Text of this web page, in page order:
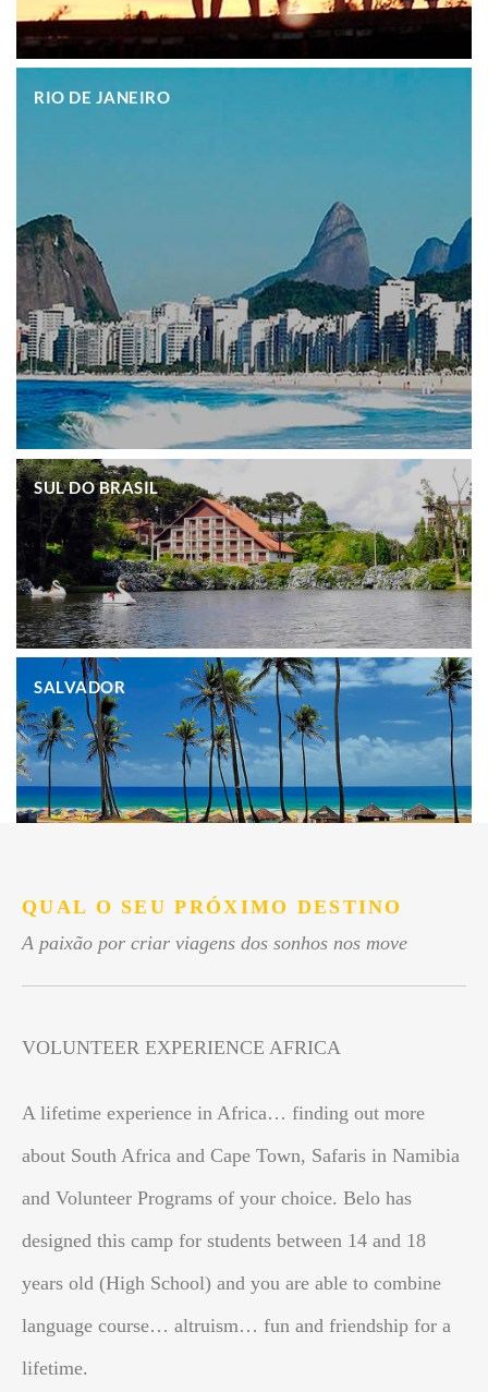
RIO DE JANEIRO
.
SUL DO BRASIL
SALVADOR
QUAL O SEU PRÓXIMO DESTINO
A paixão por criar viagens dos sonhos nos move
VOLUNTEER EXPERIENCE AFRICA
A lifetime experience in Africa… finding out more
about South Africa and Cape Town, Safaris in Namibia
and Volunteer Programs of your choice. Belo has
designed this camp for students between 14 and 18
years old (High School) and you are able to combine
language course… altruism… fun and friendship for a
lifetime.